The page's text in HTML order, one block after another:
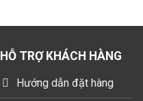
HỖ TRỢ KHÁCH HÀNG
Hướng dẫn đặt hàng